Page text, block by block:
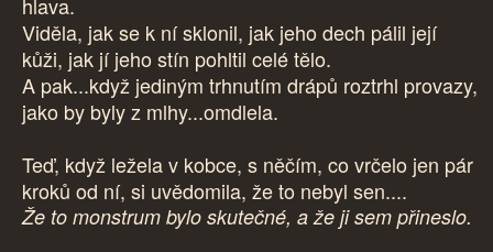
hlava.
Viděla, jak se k ní sklonil, jak jeho dech pálil její
kůži, jak jí jeho stín pohltil celé tělo.
A pak...když jediným trhnutím drápů roztrhl provazy,
jako by byly z mlhy...omdlela.
Teď, když ležela v kobce, s něčím, co vrčelo jen pár
kroků od ní, si uvědomila, že to nebyl sen....
Že to monstrum bylo skutečné, a že ji sem přineslo.